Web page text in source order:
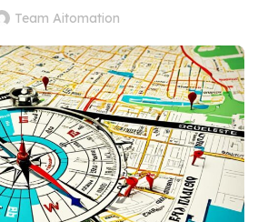
Team Aitomation